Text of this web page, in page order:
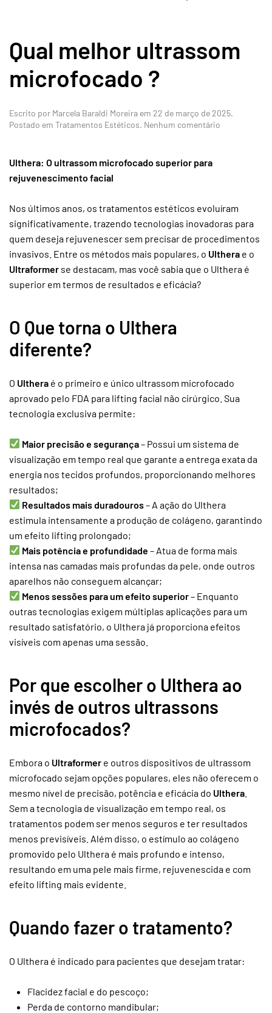
Qual melhor ultrassom
microfocado ?
Escrito por Marcela Baraldi Moreira em 22 de março de 2025.
Postado em Tratamentos Estéticos. Nenhum comentário
Ulthera: O ultrassom microfocado superior para
rejuvenescimento facial
Nos últimos anos, os tratamentos estéticos evoluíram
significativamente, trazendo tecnologias inovadoras para
quem deseja rejuvenescer sem precisar de procedimentos
invasivos. Entre os métodos mais populares, o Ulthera e o
Ultraformer se destacam, mas você sabia que o Ulthera é
superior em termos de resultados e eficácia?
O Que torna o Ulthera
diferente?
O Ulthera é o primeiro e único ultrassom microfocado
aprovado pelo FDA para lifting facial não cirúrgico. Sua
tecnologia exclusiva permite:
Maior precisão e segurança– Possui um sistema de
visualização em tempo real que garante a entrega exata da
energia nos tecidos profundos, proporcionando melhores
resultados;
Resultados mais duradouros– A ação do Ulthera
estimula intensamente a produção de colágeno, garantindo
um efeito lifting prolongado;
Mais potência e profundidade – Atua de forma mais
intensa nas camadas mais profundas da pele, onde outros
aparelhos não conseguem alcançar;
Menos sessões para um efeito superior– Enquanto
outras tecnologias exigem múltiplas aplicações para um
resultado satisfatório, o Ulthera já proporciona efeitos
visíveis com apenas uma sessão.
Por que escolher o Ulthera ao
invés de outros ultrassons
microfocados?
Embora o Ultraformer e outros dispositivos de ultrassom
microfocado sejam opções populares, eles não oferecem o
mesmo nível de precisão, potência e eficácia do Ulthera
Sem a tecnologia de visualização em tempo real, os
tratamentos podem ser menos seguros e ter resultados
menos previsíveis. Além disso, o estímulo ao colágeno
promovido pelo Ulthera é mais profundo e intenso,
resultando em uma pele mais firme, rejuvenescida e com
efeito lifting mais evidente.
Quando fazer o tratamento?
O Ulthera é indicado para pacientes que desejam tratar:
Flacidez facial e do pescoço;
Perda de contorno mandibular;